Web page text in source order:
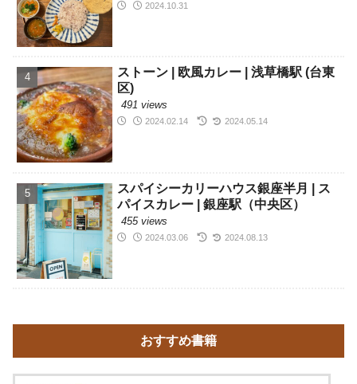
2024.10.31
ストーン | 欧風カレー | 浅草橋駅 (台東
区)
491 views
2024.02.14 2024.05.14
スパイシーカリーハウス銀座半月 | ス
パイスカレー | 銀座駅（中央区）
455 views
2024.03.06 2024.08.13
おすすめ書籍